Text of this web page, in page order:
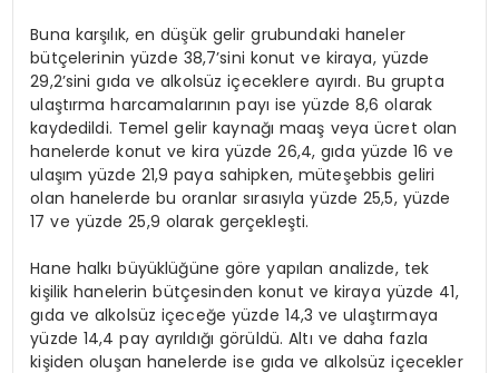
Buna karşılık, en düşük gelir grubundaki haneler
bütçelerinin yüzde 38,7’sini konut ve kiraya, yüzde
29,2’sini gıda ve alkolsüz içeceklere ayırdı. Bu grupta
ulaştırma harcamalarının payı ise yüzde 8,6 olarak
kaydedildi. Temel gelir kaynağı maaş veya ücret olan
hanelerde konut ve kira yüzde 26,4, gıda yüzde 16 ve
ulaşım yüzde 21,9 paya sahipken, müteşebbis geliri
olan hanelerde bu oranlar sırasıyla yüzde 25,5, yüzde
17 ve yüzde 25,9 olarak gerçekleşti.
Hane halkı büyüklüğüne göre yapılan analizde, tek
kişilik hanelerin bütçesinden konut ve kiraya yüzde 41,
gıda ve alkolsüz içeceğe yüzde 14,3 ve ulaştırmaya
yüzde 14,4 pay ayrıldığı görüldü. Altı ve daha fazla
kişiden oluşan hanelerde ise gıda ve alkolsüz içecekler